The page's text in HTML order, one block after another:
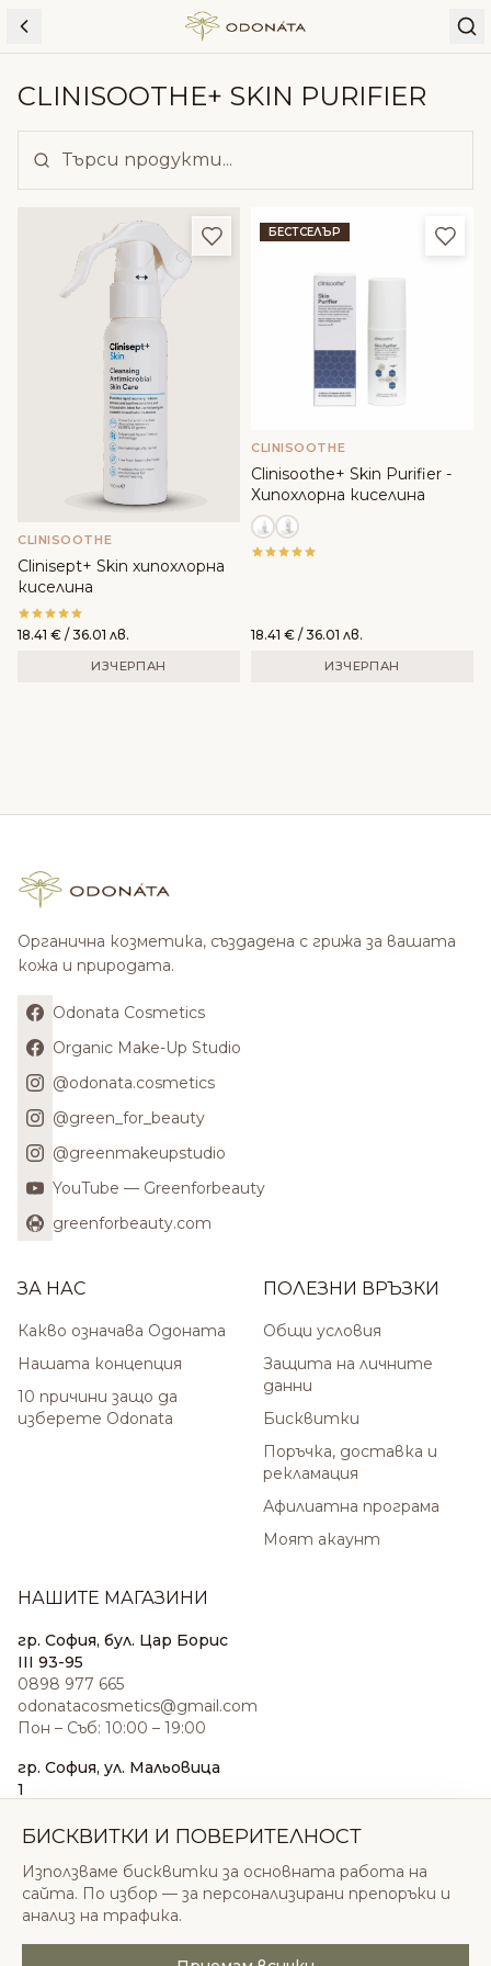
Skip to content
CLINISOOTHE+ SKIN PURIFIER
Добави в любими
CLINISOOTHE
Clinisept+ Skin хипохлорна
киселина
18.41 € / 36.01 лв.
ИЗЧЕРПАН
БЕСТСЕЛЪР
CLINISOOTHE
Clinisoothe+ Skin Purifier -
Хипохлорна киселина
18.41 € / 36.01 лв.
ИЗЧЕРПАН
Органична козметика, създадена с грижа за вашата
кожа и природата.
Odonata Cosmetics
Organic Make-Up Studio
@odonata.cosmetics
@green_for_beauty
@greenmakeupstudio
YouTube — Greenforbeauty
greenforbeauty.com
ЗА НАС
Какво означава Одоната
Нашата концепция
10 причини защо да
изберете Odonata
ПОЛЕЗНИ ВРЪЗКИ
Общи условия
Защита на личните
данни
Бисквитки
Поръчка, доставка и
рекламация
Афилиатна програма
Моят акаунт
НАШИТЕ МАГАЗИНИ
гр. София, бул. Цар Борис
III 93-95
0898 977 665
odonatacosmetics@gmail.com
Пон – Съб: 10:00 – 19:00
гр. София, ул. Мальовица
1
sales@odonatacosmetics.com
Нед: 11:00 – 18:00
БИСКВИТКИ И ПОВЕРИТЕЛНОСТ
Използваме бисквитки за основната работа на
сайта. По избор — за персонализирани препоръки и
анализ на трафика.